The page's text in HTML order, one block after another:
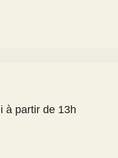
à partir de 13h